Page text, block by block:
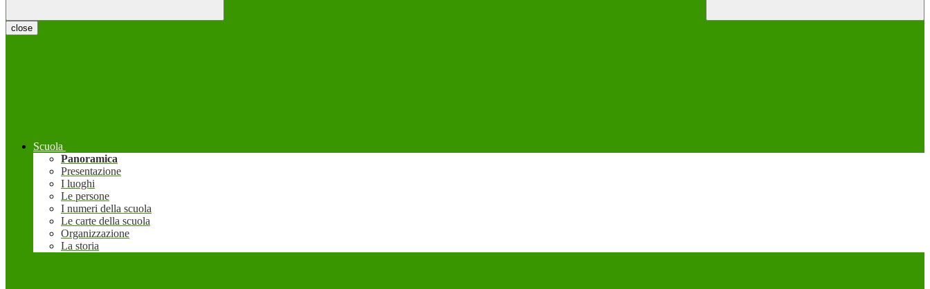
close
Scuola
Panoramica
Presentazione
I luoghi
Le persone
I numeri della scuola
Le carte della scuola
Organizzazione
La storia